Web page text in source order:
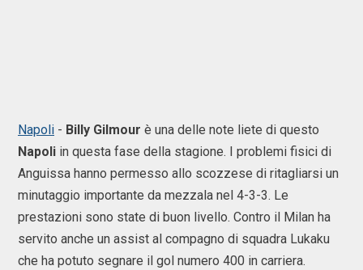
Napoli - Billy Gilmour è una delle note liete di questo
Napoli in questa fase della stagione. I problemi fisici di
Anguissa hanno permesso allo scozzese di ritagliarsi un
minutaggio importante da mezzala nel 4-3-3. Le
prestazioni sono state di buon livello. Contro il Milan ha
servito anche un assist al compagno di squadra Lukaku
che ha potuto segnare il gol numero 400 in carriera.